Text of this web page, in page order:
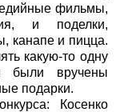
фильмы,
и поделки,
канапе и пицца.
какую-то одну
были вручены
подарки.
Косенко